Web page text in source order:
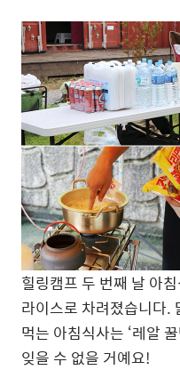
힐링캠프 두 번째 날 아
라이스로 차려졌습니다.
먹는 아침식사는 ‘레알
잊을 수 없을 거예요!